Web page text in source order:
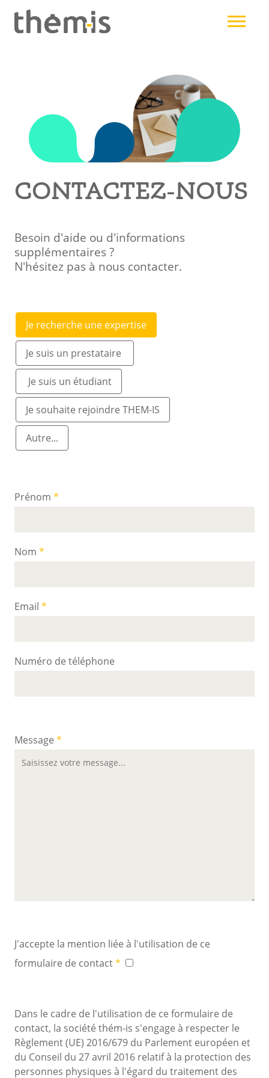
CONTACTEZ-NOUS
Besoin d'aide ou d'informations
supplémentaires ?
N'hésitez pas à nous contacter.
Thème
de
question
Je recherche une expertise
Je suis un prestataire
Je suis un étudiant
Je souhaite rejoindre THEM-IS
Autre...
Prénom
Nom
Email
Numéro de téléphone
Message
J'accepte la mention liée à l'utilisation de ce
formulaire de contact
Dans le cadre de l'utilisation de ce formulaire de
contact, la société thém-is s'engage à respecter le
Règlement (UE) 2016/679 du Parlement européen et
du Conseil du 27 avril 2016 relatif à la protection des
personnes physiques à l'égard du traitement des